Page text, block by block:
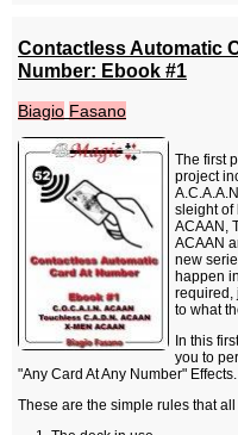
Contactless Automatic
Number: Ebook #1
Biagio Fasano
The first
project
sleight of
ACAAN,
ACAAN
new
happen
required,
to what
In this
you to
"Any Card At Any Number" Effects.
These are the simple rules that